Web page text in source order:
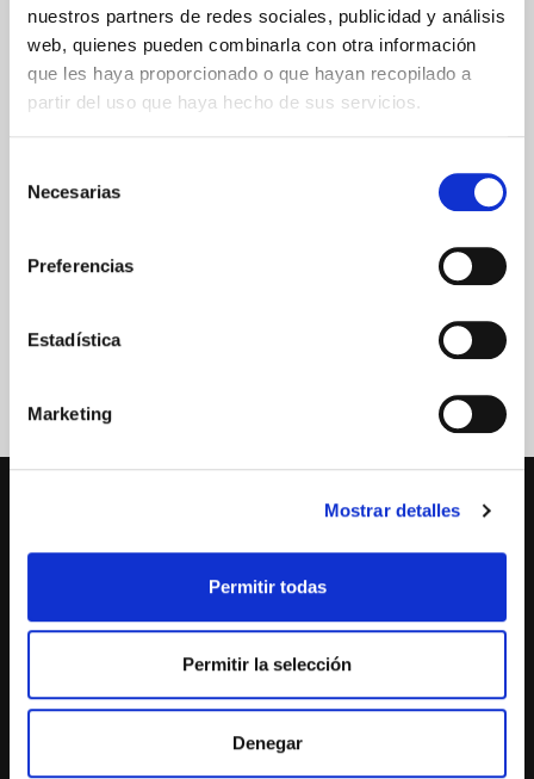
nuestros partners de redes sociales, publicidad y análisis
web, quienes pueden combinarla con otra información
que les haya proporcionado o que hayan recopilado a
partir del uso que haya hecho de sus servicios.
Necesarias
Preferencias
Estadística
Marketing
Mostrar detalles
Permitir todas
Permitir la selección
Denegar
GARANTÍA DE CALIDAD
No cerramos por vacaciones
FARMACIA-ORTOPEDIA SOLER GORNALS
Passeig Sant Joan 117
08037-Barcelona